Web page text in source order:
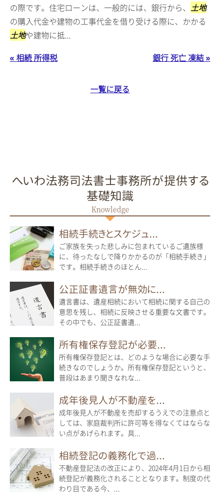
の際です。住宅ローンは、一般的には、銀行から、
土地
の購入代金や建物の工事代金を借り受ける際に、かかる
土地や建物に抵...
« 相続 所得税
銀行 死亡 凍結 »
一覧に戻る
へいわ法務司法書士事務所が提供する
基礎知識
相続手続きとスケジュ...
ご家族を失った悲しみに包まれているご遺族様
に、待ったなしで降りかかるのが「相続手続き」
です。相続手続きのほとん...
公正証書遺言が無効に...
遺言書は、遺産相続において相続に関する自己の
意思を残し、相続に反映させる重要な文書です。
その中でも、公正証書遺...
所有権保存登記が必要...
所有権保存登記とは、どのような場合に必要な手
続きなのでしょうか。所有権保存登記というと、
普段はあまり聞きなれな...
成年後見人が不動産を...
成年後見人が不動産を売却するうえでの注意点と
しては、家庭裁判所に許可等を得なくてはならな
い点があげられます。具...
相続登記の義務化で過...
不動産登記法の改正により、2024年4月1日から相
続登記が義務化されることとなります。制度の代
わり目である今、...